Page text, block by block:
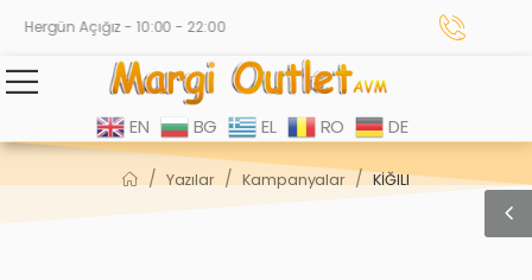
Hergün Açığız - 10:00 - 22:00
EN BG EL RO DE
/ Yazılar / Kampanyalar / KİĞILI